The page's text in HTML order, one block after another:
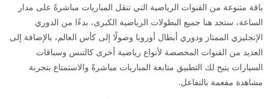
باقة متنوعة من القنوات الرياضية التي تنقل المباريات مباشرةً على مدار
الساعة، ستجد هنا جميع البطولات الرياضية الكبرى، بدءًا من الدوري
الإنجليزي الممتاز ودوري أبطال أوروبا وصولًا إلى كأس العالم، بالإضافة إلى
العديد من القنوات المخصصة لأنواع رياضية أخرى كالتنس وسباقات
السيارات يتيح لك التطبيق متابعة المباريات مباشرةً والاستمتاع بتجربة
مشاهدة مفعمة بالتفاعل.